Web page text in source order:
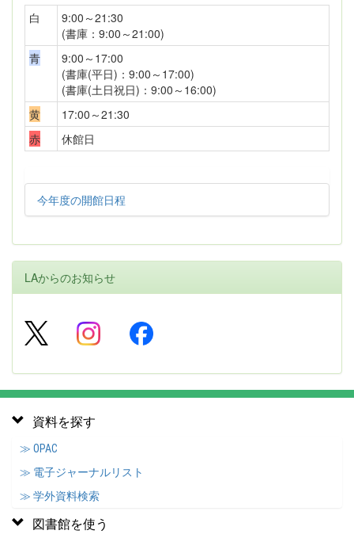
白
9:00～21:30
(書庫：9:00～21:00)
青
9:00～17:00
(書庫(平日)：9:00～17:00)
(書庫(土日祝日)：9:00～16:00)
黄
17:00～21:30
赤
休館日
今年度の開館日程
LAからのお知らせ
資料を探す
≫ OPAC
≫ 電子ジャーナルリスト
≫ 学外資料検索
図書館を使う